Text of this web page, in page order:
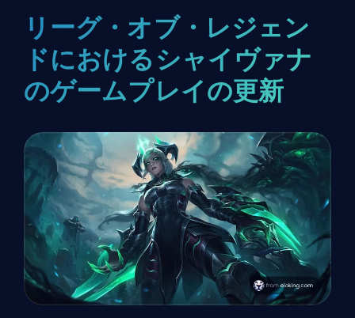
リーグ・オブ・レジェン
ドにおけるシャイヴァナ
のゲームプレイの更新